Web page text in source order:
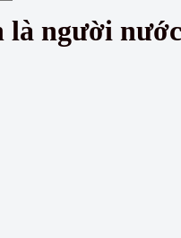
là người